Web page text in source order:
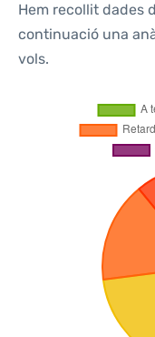
Hem recollit dades
continuació una
vols.